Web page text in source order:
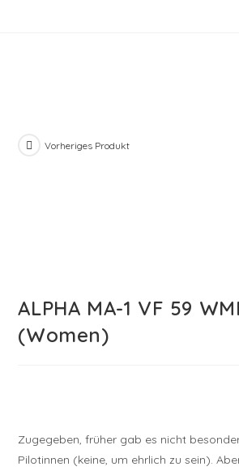
Vorheriges Produkt
ALPHA MA-1 VF 59
(Women)
Zugegeben, früher gab es nicht
Pilotinnen (keine, um ehrlich zu sein).